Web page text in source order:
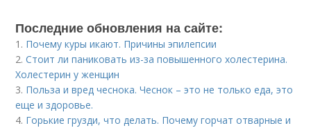
Последние обновления на сайте:
1. Почему куры икают. Причины эпилепсии
2.Стоит ли паниковать из-за повышенного холестерина.
Холестерин у женщин
3. Польза и вред чеснока. Чеснок – это не только еда, это
еще и здоровье.
4. Горькие грузди, что делать. Почему горчат отварные и